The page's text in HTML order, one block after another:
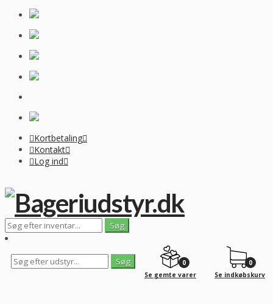
Kortbetaling
Kontakt
Log ind
0
Se gemte varer
0
Se indkøbskurv